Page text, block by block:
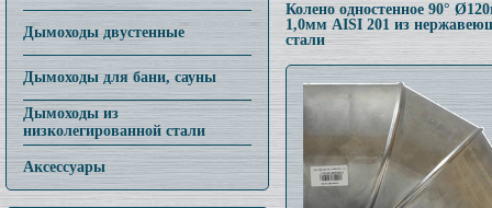
Дымоходы двустенные
Дымоходы для бани, сауны
Дымоходы из
низколегированной стали
Аксессуары
Колено одностенное 90°
1,0мм AISI 201 из
стали